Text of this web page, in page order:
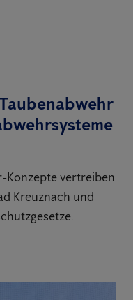
Konzepte vertreiben
Kreuznach und